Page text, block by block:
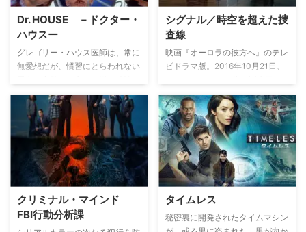
彼らは、崩壊した地球で、生き残
るために、壮絶なサバイバルを繰
り広げるのだった…。
Dr. HOUSE －ドクター・
ハウスー
グレゴリー・ハウス医師は、常に
無愛想だが、慣習にとらわれない
ら周囲には敬意を払われている天
才医師。まさに現代版ブラックジ
ャックだが、自分の患者を信用せ
ず、”人はみなウソをつく”と、彼
らに話しかけることすら嫌がる偏
屈な人間である。そんな彼のとこ
ろには、他の医師たちが解明出来
なかった難病患者達が次々と運ば
れてくる。ハウスは3人の優秀な
若い医療の専門家たちとチームを
シグナル／時空を超えた捜
査線
映画『オーロラの彼方へ』のテレ
ビドラマ版。2016年10月21日、
迎えた刑事レイミーは、落雷の影
響で突然動きだした古いアマチュ
ア無線機から、20年前の10月23
日に亡くなった父フランクの声を
聞く。レイミーと同じく刑事だっ
たフランクは潜入捜査のため家族
と疎遠になっていたが、犯罪組織
に寝返った末、暗殺されたと信じ
られていた。時空を超えて1996
年のフランクと交信できるように
クリミナル・マインド
FBI行動分析課
タイムレス
秘密裏に開発されたタイムマシン